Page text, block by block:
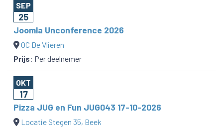
SEP
25
Joomla Unconference 2026
OC De Vlieren
Prijs: Per deelnemer
OKT
17
Pizza JUG en Fun JUG043 17-10-2026
Locatie Stegen 35, Beek